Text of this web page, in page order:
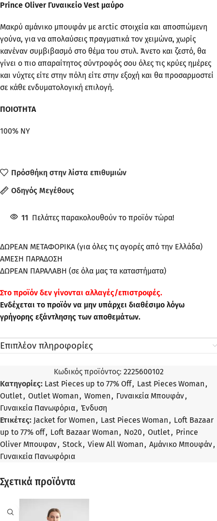
Prince Oliver Γυναικείο Vest μαύρο
Μακρύ αμάνικο μπουφάν με arctic στοιχεία και αποσπώμενη
γούνα, για να απολαύσεις πραγματικά τον χειμώνα, χωρίς
κανέναν συμβιβασμό στο θέμα του στυλ. Άνετο και ζεστό, θα
γίνει ο πιο απαραίτητος σύντροφός σου όλες τις κρύες ημέρες
και νύχτες είτε στην πόλη είτε στην εξοχή και θα προσαρμοστεί
σε κάθε ενδυματολογική επιλογή.
ΠΟΙΟΤΗΤΑ
100% NY
Πρόσθήκη στην λίστα επιθυμιών
Οδηγός Μεγέθους
11 Πελάτες παρακολουθούν το προϊόν τώρα!
ΔΩΡΕΑΝ ΜΕΤΑΦΟΡΙΚΑ (για όλες τις αγορές από την Ελλάδα)
ΑΜΕΣΗ ΠΑΡΑΔΟΣΗ
ΔΩΡΕΑΝ ΠΑΡΑΛΑΒΗ (σε όλα μας τα καταστήματα)
Στo προϊόν δεν γίνονται αλλαγές/επιστροφές.
Ενδέχεται το προϊόν να μην υπάρχει διαθέσιμο λόγω
γρήγορης εξάντλησης των αποθεμάτων.
Επιπλέον πληροφορίες
Κωδικός προϊόντος: 2225600102
Κατηγορίες: Last Pieces up to 77% Off, Last Pieces Woman,
Outlet, Outlet Woman, Women, Γυναικεία Μπουφάν,
Γυναικεία Πανωφόρια, Ένδυση
Ετικέτες: Jacket for Women, Last Pieces Woman, Loft Bazaar
up to 77% off, Loft Bazaar Woman, No20, Outlet, Prince
Oliver Μπουφαν, Stock, View All Woman, Αμάνικο Μπουφάν,
Γυναικεία Πανωφόρια
Σχετικά προϊόντα